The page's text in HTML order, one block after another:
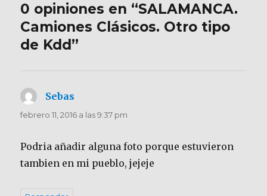
0 opiniones en “SALAMANCA.
Camiones Clásicos. Otro tipo
de Kdd”
Sebas
febrero 11, 2016 a las 9:37 pm
Podria añadir alguna foto porque estuvieron
tambien en mi pueblo, jejeje